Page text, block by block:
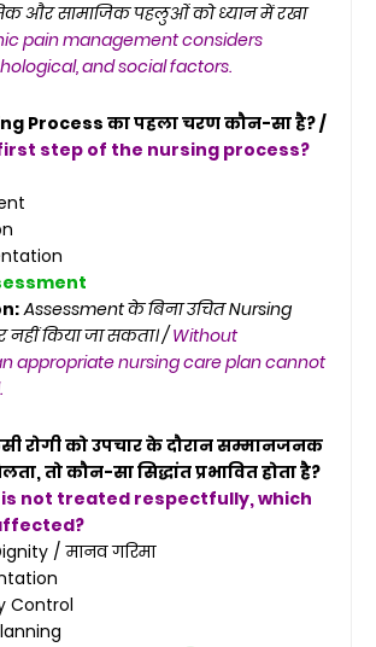
और सामाजिक पहलुओं को ध्यान में रखा
pain management considers
and social factors.
Process का पहला चरण कौन-सा है? /
step of the nursing process?
Assessment के बिना उचित Nursing
नहीं किया जा सकता। /Without
appropriate nursing care plan cannot
रोगी को उपचार के दौरान सम्मानजनक
तो कौन-सा सिद्धांत प्रभावित होता है?
not treated respectfully, which
/ मानव गरिमा
Control